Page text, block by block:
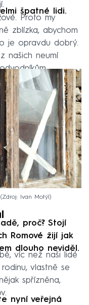
špatné lidi.
Proto my
zblízka, abychom
je opravdu dobrý.
našich neumí
Zdroj: Ivan Motýl
proč? Stojí
Romové žijí jak
dlouho neviděl.
víc než naši lidé
vlastně se
spřízněna,
nyní veřejná